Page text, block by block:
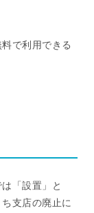
で利用できる
「設置」と
支店の廃止に